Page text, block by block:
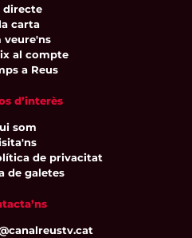
directe
carta
veure'ns
al compte
a Reus
d’interès
som
de privacitat
de galetes